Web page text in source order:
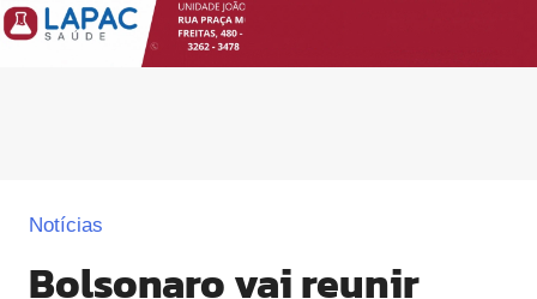
Notícias
Bolsonaro vai reunir